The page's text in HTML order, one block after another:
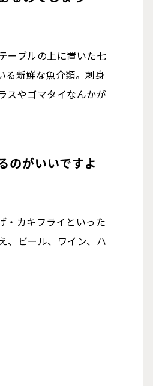
ーブルの上に置いた七
る新鮮な魚介類。刺身
スやゴマタイなんかが
のがいいですよ
・カキフライといった
、ビール、ワイン、ハ